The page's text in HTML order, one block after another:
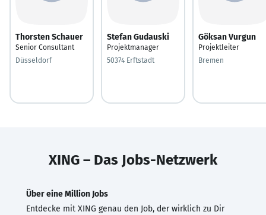
Thorsten Schauer
Senior Consultant
Düsseldorf
Stefan Gudauski
Projektmanager
50374 Erftstadt
Göksan Vurgun
Projektleiter
Bremen
XING – Das Jobs-Netzwerk
Über eine Million Jobs
Entdecke mit XING genau den Job, der wirklich zu Dir